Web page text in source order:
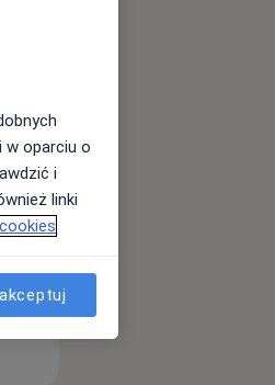
w oparciu o
i
linki